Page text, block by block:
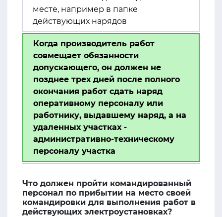
месте, например в папке
действующих нарядов
Когда производитель работ
совмещает обязанности
допускающего, он должен не
позднее трех дней после полного
окончания работ сдать наряд
оперативному персоналу или
работнику, выдавшему наряд, а на
удаленных участках -
административно-техническому
персоналу участка
Что должен пройти командированный
персонал по прибытии на место своей
командировки для выполнения работ в
действующих электроустановках?